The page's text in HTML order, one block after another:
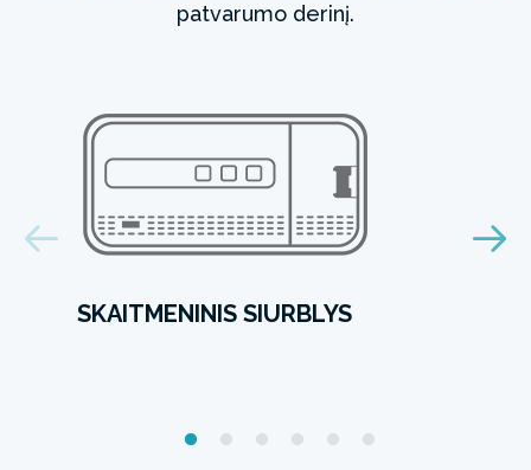
patvarumo derinį.
SKAITMENINIS SIURBLYS